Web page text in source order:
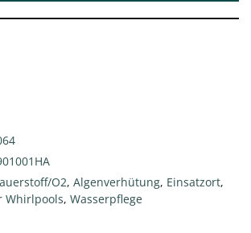
O2, Algenverhütung, Einsatzort,
Whirlpools, Wasserpflege